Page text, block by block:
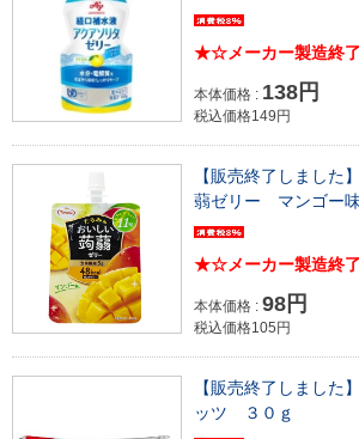
★☆メーカー製造終
本体価格 : 138円
税込価格149円
【販売終了しまし
蒻ゼリー マンゴー
★☆メーカー製造終
本体価格 : 98円
税込価格105円
【販売終了しまし
ッツ ３０ｇ